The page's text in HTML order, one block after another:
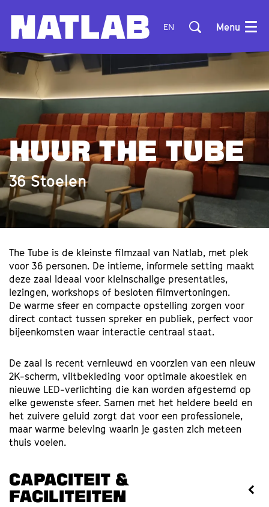
EN Menu
HUUR THE TUBE
36 Stoelen
The Tube is de kleinste filmzaal van Natlab, met plek
voor 36 personen. De intieme, informele setting maakt
deze zaal ideaal voor kleinschalige presentaties,
lezingen, workshops of besloten filmvertoningen.
De warme sfeer en compacte opstelling zorgen voor
direct contact tussen spreker en publiek, perfect voor
bijeenkomsten waar interactie centraal staat.
De zaal is recent vernieuwd en voorzien van een nieuw
2K-scherm, viltbekleding voor optimale akoestiek en
nieuwe LED-verlichting die kan worden afgestemd op
elke gewenste sfeer. Samen met het heldere beeld en
het zuivere geluid zorgt dat voor een professionele,
maar warme beleving waarin je gasten zich meteen
thuis voelen.
Capaciteit &
Faciliteiten